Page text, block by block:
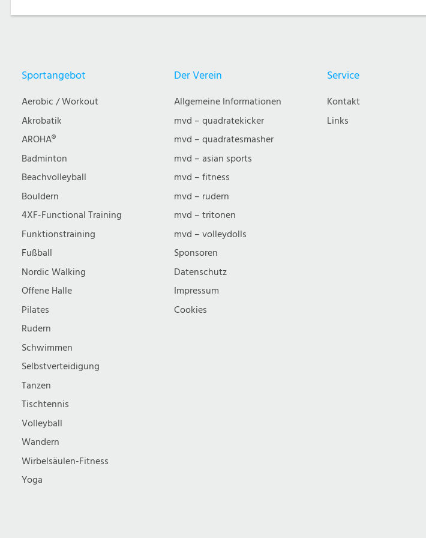
Sportangebot
Aerobic / Workout
Akrobatik
AROHA®
Badminton
Beachvolleyball
Bouldern
4XF-Functional Training
Funktionstraining
Fußball
Nordic Walking
Offene Halle
Pilates
Rudern
Schwimmen
Selbstverteidigung
Tanzen
Tischtennis
Volleyball
Wandern
Wirbelsäulen-Fitness
Yoga
Der Verein
Allgemeine Informationen
mvd – quadratekicker
mvd – quadratesmasher
mvd – asian sports
mvd – fitness
mvd – rudern
mvd – tritonen
mvd – volleydolls
Sponsoren
Datenschutz
Impressum
Cookies
Service
Kontakt
Links